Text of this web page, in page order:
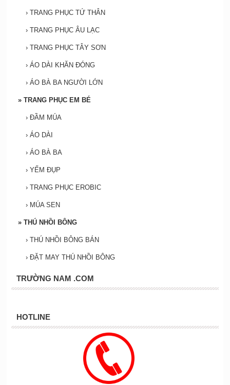
› TRANG PHỤC TỨ THÂN
› TRANG PHỤC ÂU LẠC
› TRANG PHỤC TÂY SƠN
› ÁO DÀI KHĂN ĐÓNG
› ÁO BÀ BA NGƯỜI LỚN
» TRANG PHỤC EM BÉ
› ĐẦM MÚA
› ÁO DÀI
› ÁO BÀ BA
› YẾM ĐỤP
› TRANG PHỤC EROBIC
› MÚA SEN
» THÚ NHỒI BÔNG
› THÚ NHỒI BÔNG BÁN
› ĐẶT MAY THÚ NHỒI BÔNG
TRƯỜNG NAM .COM
HOTLINE